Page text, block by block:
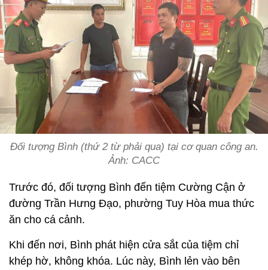
Đối tượng Bình (thứ 2 từ phải qua) tại cơ quan công an.
Ảnh: CACC
Trước đó, đối tượng Bình đến tiệm Cường Cận ở
đường Trần Hưng Đạo, phường Tuy Hòa mua thức
ăn cho cá cảnh.
Khi đến nơi, Bình phát hiện cửa sắt của tiệm chỉ
khép hờ, không khóa. Lúc này, Bình lẻn vào bên